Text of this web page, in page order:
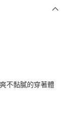
不黏膩的穿著體